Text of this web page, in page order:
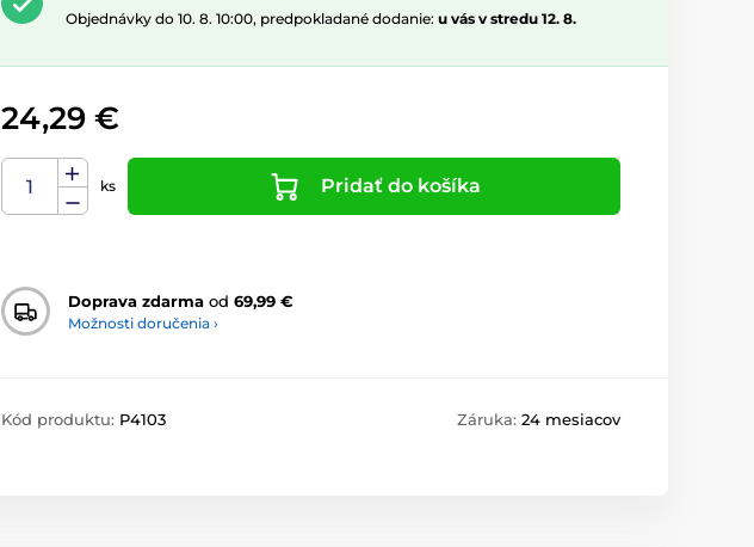
Objednávky do 10. 8. 10:00, predpokladané dodanie: u vás v stredu 12. 8.
24,29 €
ks Pridať do košíka
Doprava zdarma od 69,99 €
Možnosti doručenia ›
Kód produktu: P4103 Záruka: 24 mesiacov